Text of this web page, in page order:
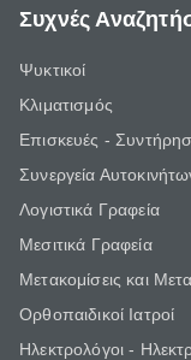
Συχνές
Ψυκτικοί
Κλιματισμός
Επισκευές -
Συνεργεία
Λογιστικά Γραφεία
Μεσιτικά Γραφεία
Μετακομίσεις και
Ορθοπαιδικοί Ιατροί
Ηλεκτρολόγοι -